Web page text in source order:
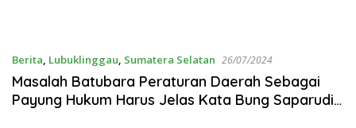
Berita, Lubuklinggau, Sumatera Selatan 26/07/2024
Masalah Batubara Peraturan Daerah Sebagai
Payung Hukum Harus Jelas Kata Bung Saparudin